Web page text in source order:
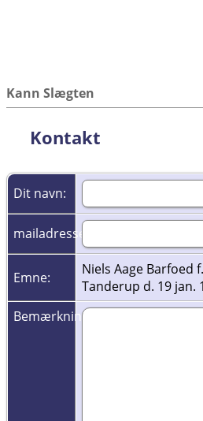
Kann Slægten
Kontakt
Dit navn:
mailadresse:
Emne:
Niels Aage Barfoed
Tanderup d. 19 jan.
Bemærkninger: